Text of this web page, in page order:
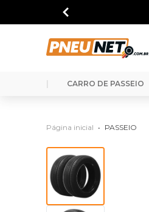
CARRO DE PASSEIO
Página inicial • PASSEIO